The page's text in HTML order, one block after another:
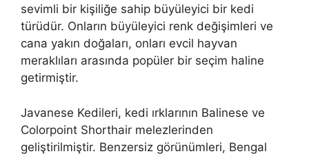
sevimli bir kişiliğe sahip büyüleyici bir kedi
türüdür. Onların büyüleyici renk değişimleri ve
cana yakın doğaları, onları evcil hayvan
meraklıları arasında popüler bir seçim haline
getirmiştir.
Javanese Kedileri, kedi ırklarının Balinese ve
Colorpoint Shorthair melezlerinden
geliştirilmiştir. Benzersiz görünümleri, Bengal